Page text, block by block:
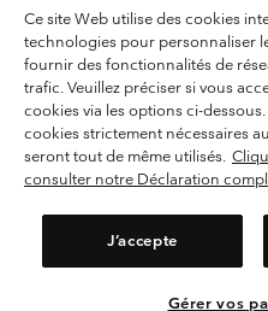
Garanties Légales
Politique de
Conditions d'utilisation - Membres
Conditions D'utilisation - Contenu
Cookies
Service client: Lun - sam de 9h à
Ce site Web utilise des cookies
technologies pour personnaliser
fournir des fonctionnalités de
trafic. Veuillez préciser si vous
cookies via les options ci-
cookies strictement nécessaires
seront tout de même utilisés.
consulter notre Déclaration
J’accepte
Gérer vos
Achats en
United States
Belgium-English
Belgium-Français
Belgium-Dutch